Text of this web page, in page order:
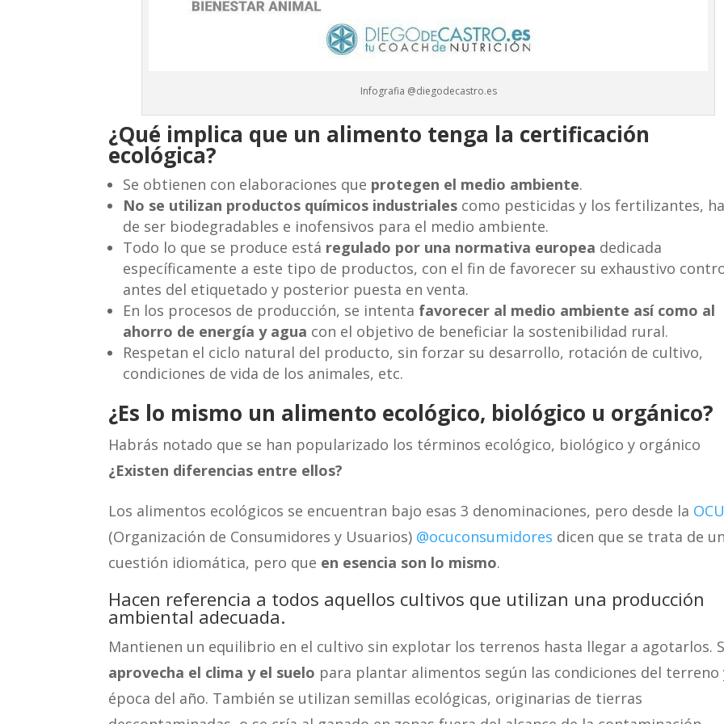
Infografia @diegodecastro.es
¿Qué implica que un alimento tenga la certificación
ecológica?
Se obtienen con elaboraciones que protegen el medio ambiente.
No se utilizan productos químicos industriales como pesticidas y los fertilizantes,
de ser biodegradables e inofensivos para el medio ambiente.
Todo lo que se produce está regulado por una normativa europea dedicada
específicamente a este tipo de productos, con el fin de favorecer su exhaustivo
antes del etiquetado y posterior puesta en venta.
En los procesos de producción, se intenta favorecer al medio ambiente así como al
ahorro de energía y agua con el objetivo de beneficiar la sostenibilidad rural.
Respetan el ciclo natural del producto, sin forzar su desarrollo, rotación de cultivo,
condiciones de vida de los animales, etc.
¿Es lo mismo un alimento ecológico, biológico u orgánico?
Habrás notado que se han popularizado los términos ecológico, biológico y orgánico
¿Existen diferencias entre ellos?
Los alimentos ecológicos se encuentran bajo esas 3 denominaciones, pero desde la
(Organización de Consumidores y Usuarios) @ocuconsumidores dicen que se trata de
cuestión idiomática, pero que en esencia son lo mismo.
Hacen referencia a todos aquellos cultivos que utilizan una producción
ambiental adecuada.
Mantienen un equilibrio en el cultivo sin explotar los terrenos hasta llegar a agotarlos.
aprovecha el clima y el suelo para plantar alimentos según las condiciones del terreno
época del año. También se utilizan semillas ecológicas, originarias de tierras